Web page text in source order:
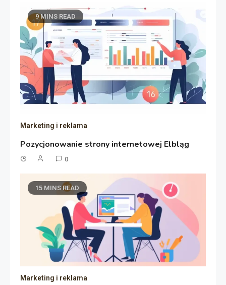
9 MINS READ
Marketing i reklama
Pozycjonowanie strony internetowej Elbląg
0
15 MINS READ
Marketing i reklama